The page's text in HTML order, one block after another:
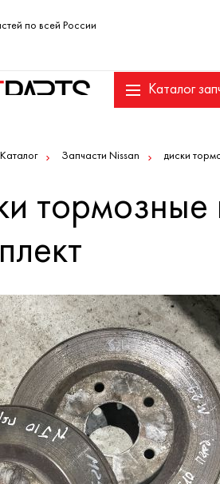
Каталог
по всей России
Каталог Запчасти Nissan диски